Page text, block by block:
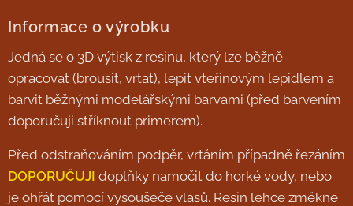
Informace o výrobku
Jedná se o 3D výtisk z resinu, který lze běžně
opracovat (brousit, vrtat), lepit vteřinovým lepidlem a
barvit běžnými modelářskými barvami (před barvením
doporučuji stříknout primerem).
Před odstraňováním podpěr, vrtáním případně řezáním
DOPORUČUJI doplňky namočit do horké vody, nebo
je ohřát pomocí vysoušeče vlasů. Resin lehce změkne